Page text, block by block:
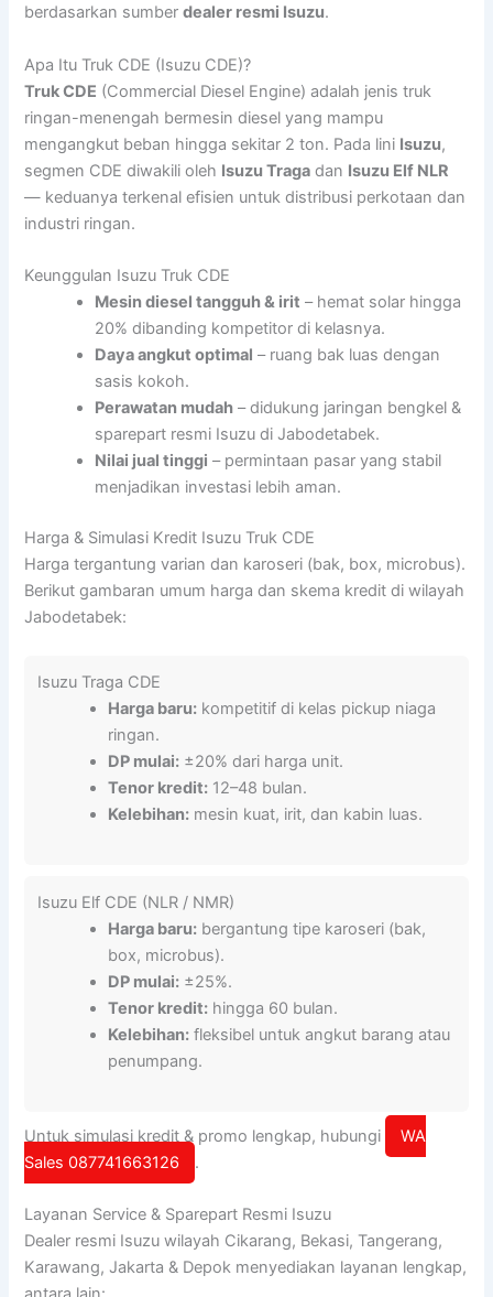
berdasarkan sumberdealer resmi Isuzu.
Apa Itu Truk CDE (Isuzu CDE)?
Truk CDE (Commercial Diesel Engine) adalah jenis truk
ringan-menengah bermesin diesel yang mampu
mengangkut beban hingga sekitar 2 ton. Pada lini Isuzu,
segmen CDE diwakili oleh Isuzu Traga dan Isuzu Elf NLR
— keduanya terkenal efisien untuk distribusi perkotaan dan
industri ringan.
Keunggulan Isuzu Truk CDE
Mesin diesel tangguh & irit – hemat solar hingga
20% dibanding kompetitor di kelasnya.
Daya angkut optimal – ruang bak luas dengan
sasis kokoh.
Perawatan mudah – didukung jaringan bengkel &
sparepart resmi Isuzu di Jabodetabek.
Nilai jual tinggi – permintaan pasar yang stabil
menjadikan investasi lebih aman.
Harga & Simulasi Kredit Isuzu Truk CDE
Harga tergantung varian dan karoseri (bak, box, microbus).
Berikut gambaran umum harga dan skema kredit di wilayah
Jabodetabek:
Isuzu Traga CDE
Harga baru: kompetitif di kelas pickup niaga
ringan.
DP mulai: ±20% dari harga unit.
Tenor kredit: 12–48 bulan.
Kelebihan: mesin kuat, irit, dan kabin luas.
Isuzu Elf CDE (NLR / NMR)
Harga baru: bergantung tipe karoseri (bak,
box, microbus).
DP mulai: ±25%.
Tenor kredit: hingga 60 bulan.
Kelebihan: fleksibel untuk angkut barang atau
penumpang.
Untuk simulasi kredit & promo lengkap, hubungi
WA
Sales 087741663126
.
Layanan Service & Sparepart Resmi Isuzu
Dealer resmi Isuzu wilayah Cikarang, Bekasi, Tangerang,
Karawang, Jakarta & Depok menyediakan layanan lengkap,